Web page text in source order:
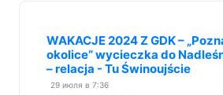
WAKACJE 2024 Z GDK –
okolice” wycieczka do
– relacja - Tu Świnoujście
29 июля в 7:36